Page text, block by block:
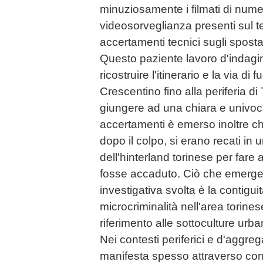
minuziosamente i filmati di
videosorveglianza presenti sul
accertamenti tecnici sugli
Questo paziente lavoro
ricostruire l'itinerario e la via di
Crescentino fino alla periferia
giungere ad una chiara e
accertamenti è emerso inoltre
dopo il colpo, si erano recati in
dell'hinterland torinese per fare
fosse accaduto. Ciò che
investigativa svolta è la
microcriminalità nell'area
riferimento alle sottoculture
Nei contesti periferici e
manifesta spesso attraverso